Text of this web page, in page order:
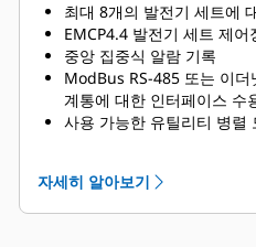
최대 8개의 발전기 세트에
EMCP4.4 발전기 세트 제
중앙 집중식 알람 기록
ModBus RS-485 또는 이
계통에 대한 인터페이스 수
사용 가능한 유틸리티 병렬
자세히 알아보기